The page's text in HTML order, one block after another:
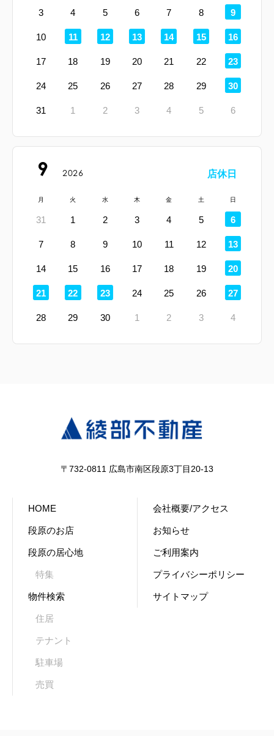
3 4 5 6 7 8 9
定
休
日
10 11
定
休
日
12
定
休
日
13
定
休
日
14
定
休
日
15
定
休
日
16
定
休
日
17 18 19 20 21 22 23
定
休
日
24 25 26 27 28 29 30
定
休
日
31 1 2 3 4 5 6
9 2026 店休日
月 火 水 木 金 土 日
31 1 2 3 4 5 6
定
休
日
7 8 9 10 11 12 13
定
休
日
14 15 16 17 18 19 20
定
休
日
21
定
休
日
22
定
休
日
23
定
休
日
24 25 26 27
定
休
日
28 29 30 1 2 3 4
〒732-0811 広島市南区段原3丁目20-13
HOME
段原のお店
段原の居心地
特集
物件検索
住居
テナント
駐車場
売買
会社概要/アクセス
お知らせ
ご利用案内
プライバシーポリシー
サイトマップ